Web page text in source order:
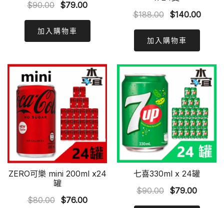
$90.00 Original
was:
$90.00.
$79.00Current
$79.00.
加入購物車
$188.00
Original
was:
$188.00.
$140.00
加入購物車
ZERO可樂 mini 200ml x24
罐
$80.00
Original
$76.00Current
七喜330ml x 24罐
$90.00 Original
$79.00